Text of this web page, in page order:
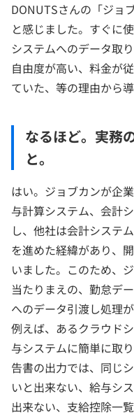
DONUTSさんの「ジョ
と感じました。すぐに
システムへのデータ取
自由度が高い、料金が
ていた、等の理由から
なるほど。実務
と。
はい。ジョブカンが企
与計算システム、会計
し、他社は会計システ
を進めた経緯があり、
いました。このため、
当たりまえの、勤怠デ
へのデータ引渡し処理
例えば、あるクラウド
与システムに簡単に取
告書の出力では、同じ
いと出来ない、給与シ
出来ない、支給控除一